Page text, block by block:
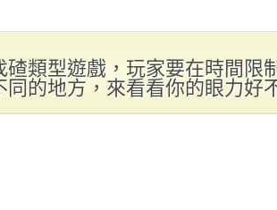
碴類型遊戲，玩家要在時間限
同的地方，來看看你的眼力好